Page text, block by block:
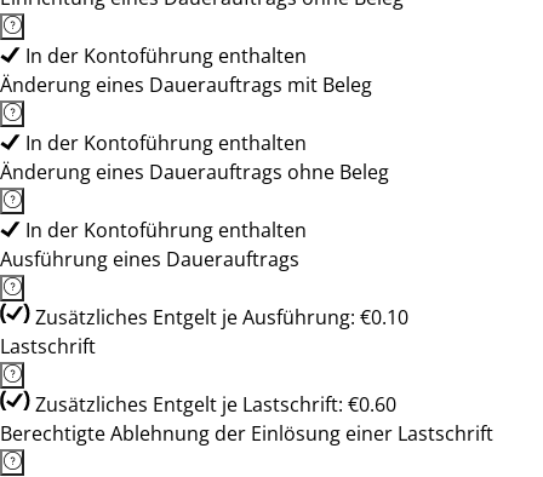
In der Kontoführung enthalten
Änderung eines Dauerauftrags mit Beleg
In der Kontoführung enthalten
Änderung eines Dauerauftrags ohne Beleg
In der Kontoführung enthalten
Ausführung eines Dauerauftrags
Zusätzliches Entgelt je Ausführung: €0.10
Lastschrift
Zusätzliches Entgelt je Lastschrift: €0.60
Berechtigte Ablehnung der Einlösung einer Lastschrift